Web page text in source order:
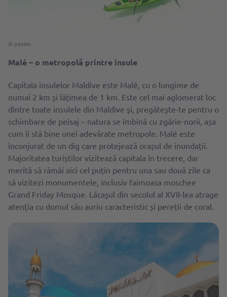
© pexels
Malé – o metropolă printre insule
Capitala insulelor Maldive este Malé, cu o lungime de
numai 2 km și lățimea de 1 km. Este cel mai aglomerat loc
dintre toate insulele din Maldive şi, pregăteşte-te pentru o
schimbare de peisaj – natura se îmbină cu zgârie-norii, așa
cum îi stă bine unei adevărate metropole. Malé este
înconjurat de un dig care protejează orașul de inundații.
Majoritatea turiștilor vizitează capitala în trecere, dar
merită să rămâi aici cel puțin pentru una sau două zile ca
să vizitezi monumentele, inclusiv faimoasa moschee
Grand Friday Mosque. Lăcaşul din secolul al XVII-lea atrage
atenția cu domul său auriu caracteristic și pereții de coral.